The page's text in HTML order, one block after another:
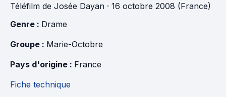
Téléfilm de Josée Dayan · 16 octobre 2008 (France)
Genre : Drame
Groupe : Marie-Octobre
Pays d'origine : France
Fiche technique